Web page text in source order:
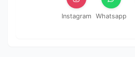
Instagram Whatsapp